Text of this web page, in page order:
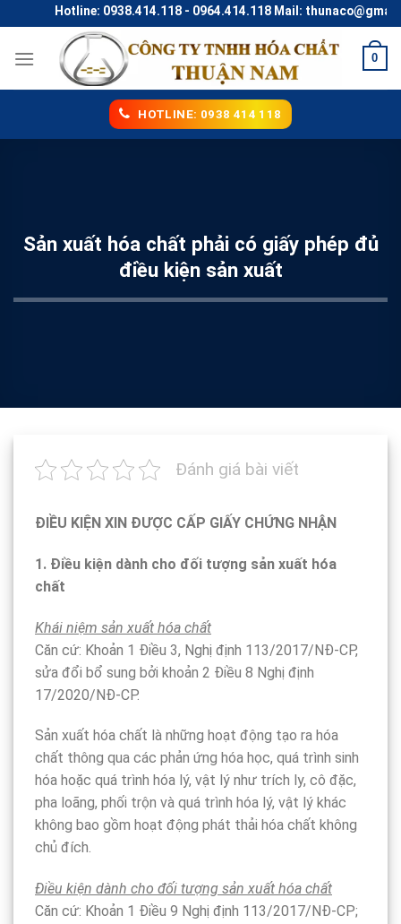
to
content
Hotline: 0938.414.118 - 0964.414.118 Mail:
0
HOTLINE: 0938 414 118
Sản xuất hóa chất phải có giấy phép đủ
điều kiện sản xuất
Đánh giá bài viết
ĐIỀU KIỆN XIN ĐƯỢC CẤP GIẤY CHỨNG NHẬN
1. Điều kiện dành cho đối tượng sản xuất hóa
chất
Khái niệm sản xuất hóa chất
Căn cứ: Khoản 1 Điều 3, Nghị định 113/2017/NĐ-CP,
sửa đổi bổ sung bởi khoản 2 Điều 8 Nghị định
17/2020/NĐ-CP.
Sản xuất hóa chất là những hoạt động tạo ra hóa
chất thông qua các phản ứng hóa học, quá trình sinh
hóa hoặc quá trình hóa lý, vật lý như trích ly, cô đặc,
pha loãng, phối trộn và quá trình hóa lý, vật lý khác
không bao gồm hoạt động phát thải hóa chất không
chủ đích.
Điều kiện dành cho đối tượng sản xuất hóa chất
Căn cứ: Khoản 1 Điều 9 Nghị định 113/2017/NĐ-CP;